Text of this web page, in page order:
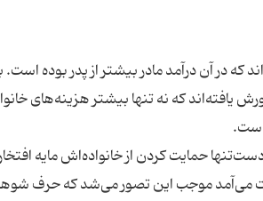
که در آن درآمد مادر بیشتر از پدر بوده
یافته‌اند که نه تنها بیشتر هزینه‌های
حمایت کردن از خانواده‌اش مایه
می‌آمد موجب این تصور می‌شد که حرف شوهر